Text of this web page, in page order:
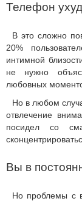
Телефон
В это сложно
20%
интимной
не нужно
любовных
Но в любом
отвлечение
посидел со
Вы в
Но проблемы с